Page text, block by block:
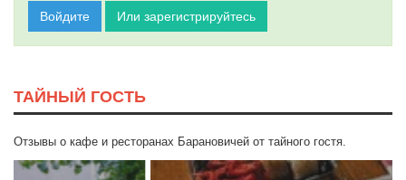
Войдите Или зарегистрируйтесь
ТАЙНЫЙ ГОСТЬ
Отзывы о кафе и ресторанах Барановичей от тайного гостя.